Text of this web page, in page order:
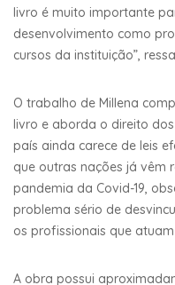
livro é muito importante
desenvolvimento como
cursos da instituição”,
O trabalho de Millena
livro e aborda o direito
país ainda carece de leis
que outras nações já vêm
pandemia da Covid-19,
problema sério de
os profissionais que
A obra possui